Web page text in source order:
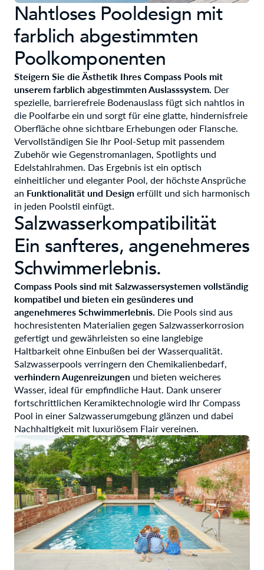
Nahtloses Pooldesign mit
farblich abgestimmten
Poolkomponenten
Steigern Sie die Ästhetik Ihres Compass Pools mit
unserem farblich abgestimmten Auslasssystem. Der
spezielle, barrierefreie Bodenauslass fügt sich nahtlos in
die Poolfarbe ein und sorgt für eine glatte, hindernisfreie
Oberfläche ohne sichtbare Erhebungen oder Flansche.
Vervollständigen Sie Ihr Pool-Setup mit passendem
Zubehör wie Gegenstromanlagen, Spotlights und
Edelstahlrahmen. Das Ergebnis ist ein optisch
einheitlicher und eleganter Pool, der höchste Ansprüche
an Funktionalität und Design erfüllt und sich harmonisch
in jeden Poolstil einfügt.
Salzwasserkompatibilität
Ein sanfteres, angenehmeres
Schwimmerlebnis.
Compass Pools sind mit Salzwassersystemen vollständig
kompatibel und bieten ein gesünderes und
angenehmeres Schwimmerlebnis. Die Pools sind aus
hochresistenten Materialien gegen Salzwasserkorrosion
gefertigt und gewährleisten so eine langlebige
Haltbarkeit ohne Einbußen bei der Wasserqualität.
Salzwasserpools verringern den Chemikalienbedarf,
verhindern Augenreizungen und bieten weicheres
Wasser, ideal für empfindliche Haut. Dank unserer
fortschrittlichen Keramiktechnologie wird Ihr Compass
Pool in einer Salzwasserumgebung glänzen und dabei
Nachhaltigkeit mit luxuriösem Flair vereinen.